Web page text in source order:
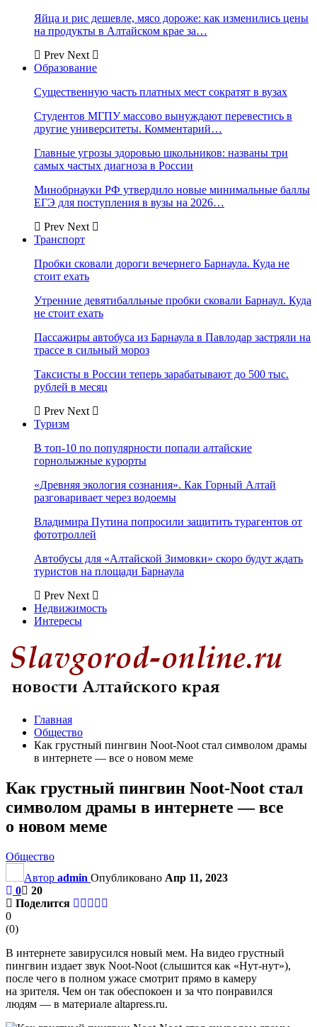
Яйца и рис дешевле, мясо дороже: как изменились цены
на продукты в Алтайском крае за…
Prev Next
Образование
Существенную часть платных мест сократят в вузах
Студентов МГПУ массово вынуждают перевестись в
другие университеты. Комментарий…
Главные угрозы здоровью школьников: названы три
самых частых диагноза в России
Минобрнауки РФ утвердило новые минимальные баллы
ЕГЭ для поступления в вузы на 2026…
Prev Next
Транспорт
Пробки сковали дороги вечернего Барнаула. Куда не
стоит ехать
Утренние девятибалльные пробки сковали Барнаул. Куда
не стоит ехать
Пассажиры автобуса из Барнаула в Павлодар застряли на
трассе в сильный мороз
Таксисты в России теперь зарабатывают до 500 тыс.
рублей в месяц
Prev Next
Туризм
В топ-10 по популярности попали алтайские
горнолыжные курорты
«Древняя экология сознания». Как Горный Алтай
разговаривает через водоемы
Владимира Путина попросили защитить турагентов от
фототроллей
Автобусы для «Алтайской Зимовки» скоро будут ждать
туристов на площади Барнаула
Prev Next
Недвижимость
Интересы
Главная
Общество
Как грустный пингвин Noot-Noot стал символом драмы
в интернете — все о новом меме
Как грустный пингвин Noot-Noot стал
символом драмы в интернете — все
о новом меме
Общество
Автор admin Опубликовано Апр 11, 2023
0
20
Поделится
0
(0)
В интернете завирусился новый мем. На видео грустный
пингвин издает звук Noot-Noot (слышится как «Нут-нут»),
после чего в полном ужасе смотрит прямо в камеру
на зрителя. Чем он так обеспокоен и за что понравился
людям — в материале altapress.ru.